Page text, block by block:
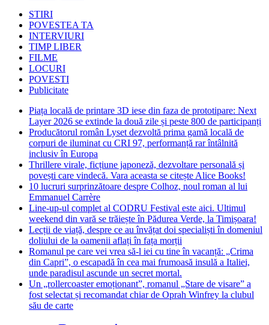
STIRI
POVESTEA TA
INTERVIURI
TIMP LIBER
FILME
LOCURI
POVESTI
Publicitate
Piața locală de printare 3D iese din faza de prototipare: Next
Layer 2026 se extinde la două zile și peste 800 de participanți
Producătorul român Lyset dezvoltă prima gamă locală de
corpuri de iluminat cu CRI 97, performanță rar întâlnită
inclusiv în Europa
Thrillere virale, ficțiune japoneză, dezvoltare personală și
povești care vindecă. Vara aceasta se citește Alice Books!
10 lucruri surprinzătoare despre Colhoz, noul roman al lui
Emmanuel Carrère
Line-up-ul complet al CODRU Festival este aici. Ultimul
weekend din vară se trăiește în Pădurea Verde, la Timișoara!
Lecții de viață, despre ce au învățat doi specialiști în domeniul
doliului de la oamenii aflați în fața morții
Romanul pe care vei vrea să-l iei cu tine în vacanță: „Crima
din Capri”, o escapadă în cea mai frumoasă insulă a Italiei,
unde paradisul ascunde un secret mortal.
Un „rollercoaster emoționant”, romanul „Stare de visare” a
fost selectat și recomandat chiar de Oprah Winfrey la clubul
său de carte